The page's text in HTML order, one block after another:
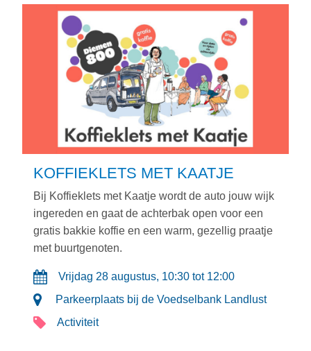
KOFFIEKLETS MET KAATJE
Bij Koffieklets met Kaatje wordt de auto jouw wijk
ingereden en gaat de achterbak open voor een
gratis bakkie koffie en een warm, gezellig praatje
met buurtgenoten.
Vrijdag 28 augustus, 10:30 tot 12:00
Parkeerplaats bij de Voedselbank Landlust
Activiteit